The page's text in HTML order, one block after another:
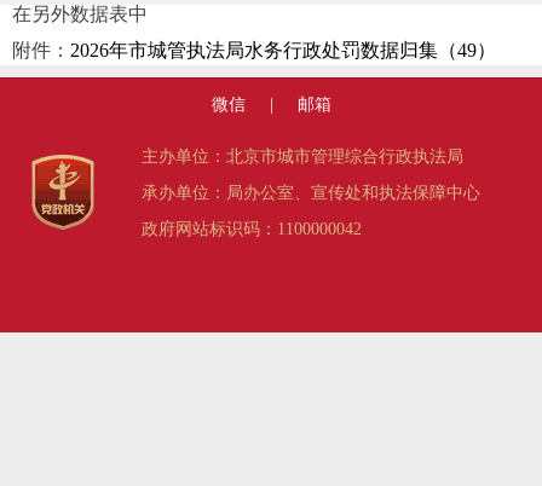
在另外数据表中
附件： 2026年市城管执法局水务行政处罚数据归集（49）
微信 邮箱
主办单位：北京市城市管理综合行政执法局
承办单位：局办公室、宣传处和执法保障中心
政府网站标识码：1100000042